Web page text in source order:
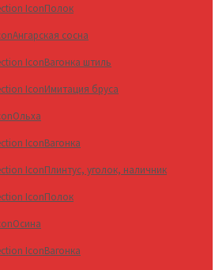
Полок
Ангарская сосна
Вагонка штиль
Имитация бруса
Ольха
Вагонка
Плинтус, уголок, наличник
Полок
Осина
Вагонка